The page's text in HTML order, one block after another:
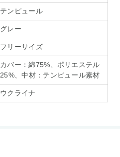
テンピュール
グレー
フリーサイズ
カバー：綿75%、ポリエステル
25%、中材：テンピュール素材
ウクライナ